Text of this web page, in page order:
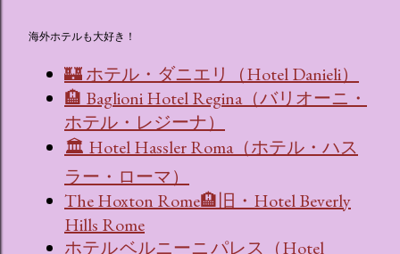
海外ホテルも大好き！
🏰 ホテル・ダニエリ（Hotel Danieli）
🏨 Baglioni Hotel Regina（バリオーニ・
ホテル・レジーナ）
🏛 Hotel Hassler Roma（ホテル・ハス
ラー・ローマ）
The Hoxton Rome🏨旧・Hotel Beverly
Hills Rome
ホテル ベルニーニ パレス（Hotel